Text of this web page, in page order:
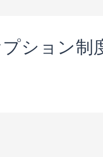
ション制